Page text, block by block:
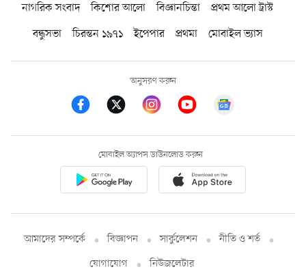
নাগরিক সংবাদ কিশোর আলো বিজ্ঞানচিন্তা
প্রথম আলো ট্রাস্ট
বন্ধুসভা
চিরন্তন ১৯৭১ ইপেপার প্রথমা মোবাইল ভ্যাস
অনুসরণ করুন
মোবাইল অ্যাপস ডাউনলোড করুন
আমাদের সম্পর্কে বিজ্ঞাপন সার্কুলেশন
নীতি ও শর্ত
যোগাযোগ
নিউজলেটার